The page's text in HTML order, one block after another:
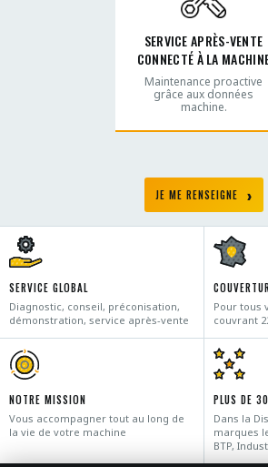
SERVICE APRÈS-VENTE
CONNECTÉ À LA
Maintenance proactive
grâce aux données
machine.
JE ME RENSEIGNE
SERVICE GLOBAL
Diagnostic, conseil, préconisation,
démonstration, service après-vente
Pour tous
couvrant
NOTRE MISSION
Vous accompagner tout au long de
la vie de votre machine
PLUS DE
Dans la
marques
BTP,